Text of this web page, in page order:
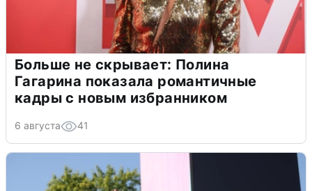
Больше не скрывает: Полина
Гагарина показала романтичные
кадры с новым избранником
6 августа 41